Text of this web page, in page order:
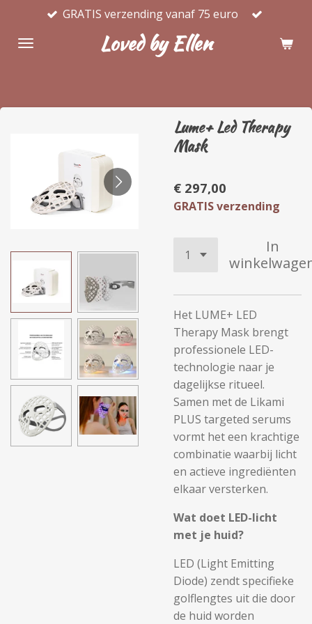
naar
Loved by Ellen
GRATIS verzending vanaf 75 euro
Lume+ Led Therapy
Mask
€ 297,00
GRATIS verzending
In
Het LUME+ LED
Therapy Mask brengt
professionele LED-
technologie naar je
dagelijkse ritueel.
Samen met de Likami
PLUS targeted serums
vormt het een krachtige
combinatie waarbij licht
en actieve ingrediënten
elkaar versterken.
Wat doet LED-licht
met je huid?
LED (Light Emitting
Diode) zendt specifieke
golflengtes uit die door
de huid worden